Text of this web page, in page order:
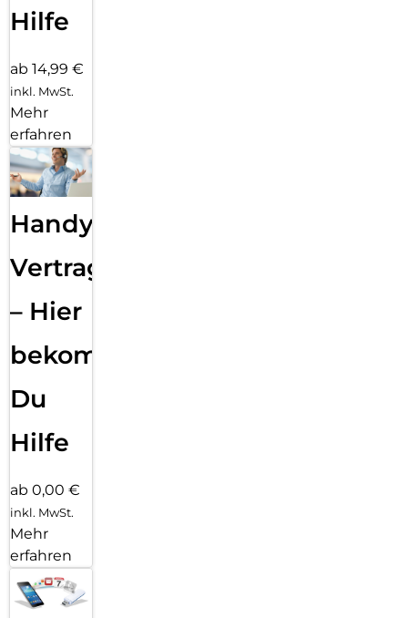
Hilfe
ab 14,99 €
inkl. MwSt.
Mehr
erfahren
Handy
Vertragsabwicklung
– Hier
bekommst
Du
Hilfe
ab 0,00 €
inkl. MwSt.
Mehr
erfahren